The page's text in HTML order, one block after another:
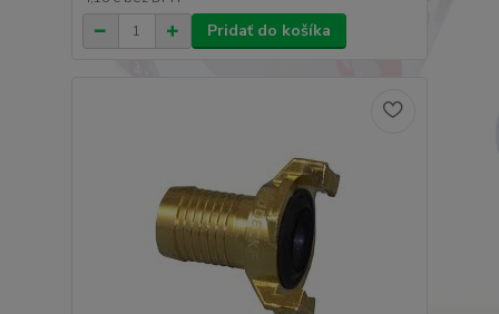
Pridať do košíka